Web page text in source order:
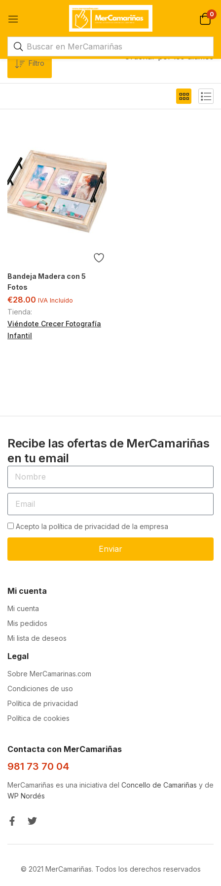
0
Filtro
Ordenar por los últimos
Bandeja Madera con 5
Fotos
€28.00 IVA Incluído
Tienda:
Viéndote Crecer Fotografía
Infantil
Recibe las ofertas de MerCamariñas
en tu email
Acepto la política de privacidad de la empresa
Enviar
Mi cuenta
Mi cuenta
Mis pedidos
Mi lista de deseos
Legal
Sobre MerCamarinas.com
Condiciones de uso
Política de privacidad
Política de cookies
Contacta con MerCamariñas
981 73 70 04
MerCamariñas es una iniciativa del Concello de Camariñas y de
WP Nordés
© 2021 MerCamariñas. Todos los derechos reservados